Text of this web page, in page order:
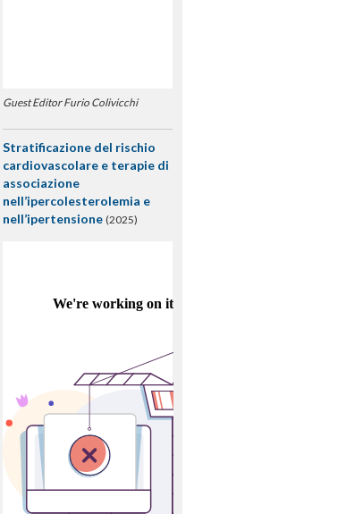
Guest Editor Furio Colivicchi
Stratificazione del rischio
cardiovascolare e terapie di
associazione
nell’ipercolesterolemia e
nell’ipertensione (2025)